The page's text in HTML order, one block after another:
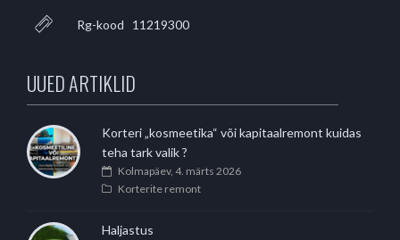
Rg-kood 11219300
UUED ARTIKLID
Korteri „kosmeetika“ või kapitaalremont kuidas
teha tark valik ?
Kolmapäev, 4. märts 2026
Korterite remont
Haljastus